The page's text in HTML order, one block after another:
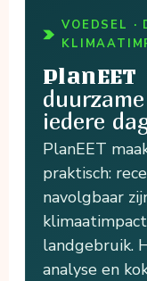
VOEDSEL ·
PlanEET
iedere
PlanEET
praktisch:
navolgbaar
landgebruik.
analyse en